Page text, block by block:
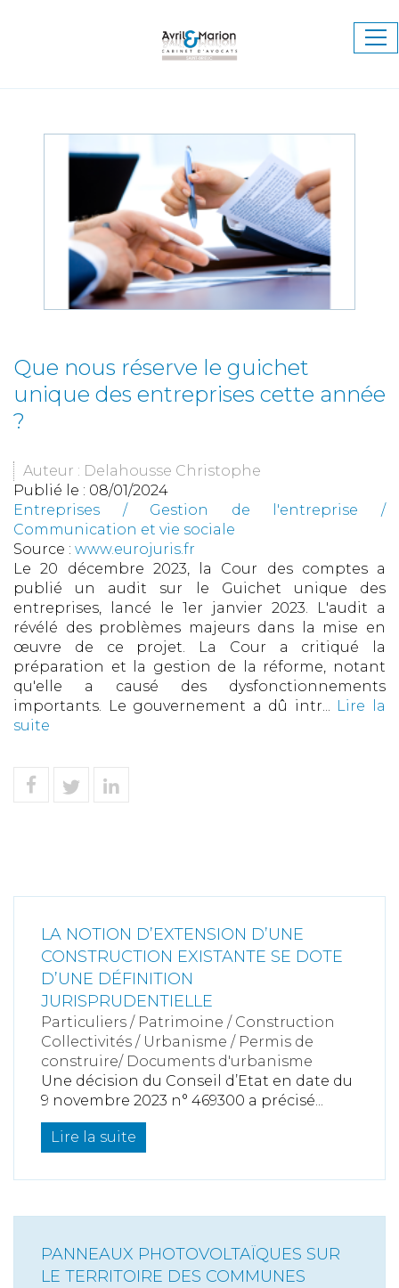
Que nous réserve le guichet
unique des entreprises cette année
?
Auteur : Delahousse Christophe
Publié le : 08/01/2024
Entreprises / Gestion de l'entreprise /
Communication et vie sociale
Source : www.eurojuris.fr
Le 20 décembre 2023, la Cour des comptes a
publié un audit sur le Guichet unique des
entreprises, lancé le 1er janvier 2023. L'audit a
révélé des problèmes majeurs dans la mise en
œuvre de ce projet. La Cour a critiqué la
préparation et la gestion de la réforme, notant
qu'elle a causé des dysfonctionnements
importants. Le gouvernement a dû intr... Lire la
suite
LA NOTION D’EXTENSION D’UNE
CONSTRUCTION EXISTANTE SE DOTE
D’UNE DÉFINITION
JURISPRUDENTIELLE
Particuliers / Patrimoine / Construction
Collectivités / Urbanisme / Permis de
construire/ Documents d'urbanisme
Une décision du Conseil d’Etat en date du
9 novembre 2023 n° 469300 a précisé...
Lire la suite
PANNEAUX PHOTOVOLTAÏQUES SUR
LE TERRITOIRE DES COMMUNES